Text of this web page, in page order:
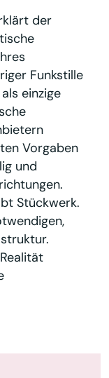
der
Funkstille
einzige
Vorgaben
und
Stückwerk.